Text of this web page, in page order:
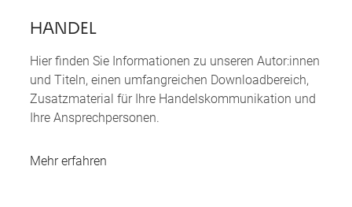
HANDEL
Hier finden Sie Informa­tionen zu unseren Autor:innen
und Titeln, einen umfangreichen Download­bereich,
Zusatzmaterial für Ihre Handels­kommuni­kation und
Ihre Ansprech­personen.
Mehr erfahren